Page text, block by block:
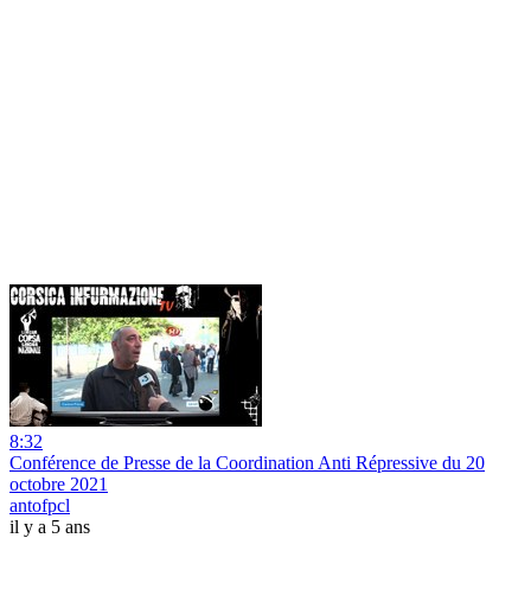
8:32
Conférence de Presse de la Coordination Anti Répressive du 20
octobre 2021
antofpcl
il y a 5 ans